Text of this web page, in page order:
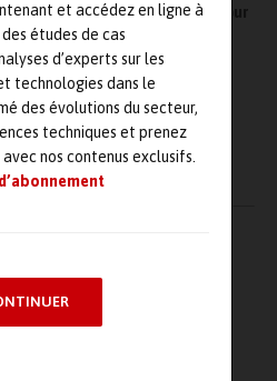
et accédez en ligne à
études de cas
d’experts sur les
technologies dans le
des évolutions du secteur,
techniques et prenez
nos contenus exclusifs.
entre Siemens France et Fives pour
la digitalisation des activités
sur comment assurer le suivi et
de son outil de production ?
→